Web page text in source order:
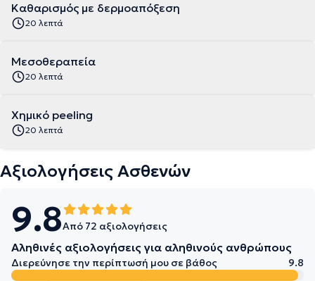
Καθαρισμός με δερμοαπόξεση
20 λεπτά
Μεσοθεραπεία
20 λεπτά
Χημικό peeling
20 λεπτά
Αξιολογήσεις Ασθενών
9.8Από 72 αξιολογήσεις
Αληθινές αξιολογήσεις για αληθινούς ανθρώπους
Διερεύνησε την περίπτωσή μου σε βάθος
9.8